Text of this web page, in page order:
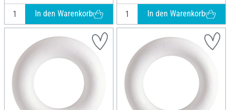
In den Warenkorb In den Warenkorb